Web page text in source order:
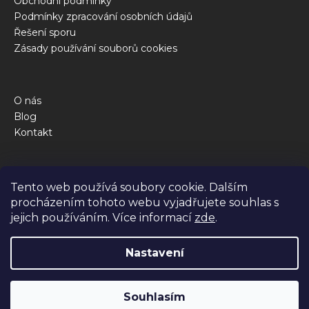
Tento web používá soubory cookie. Dalším
procházením tohoto webu vyjadřujete souhlas s
jejich používáním. Více informací zde.
Nastavení
Souhlasím
Podmínky zpracování osobních údajů
Řešení sporu
Zásady používání souborů cookies
O nás
Blog
Kontakt
Obchod
Kalkulačka krmné dávky
Jak to funguje
BiBi FOOD . Všechna práva vyhrazena.